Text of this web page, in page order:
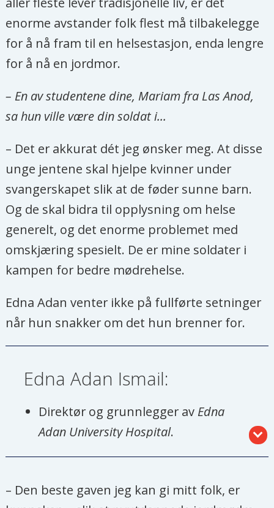
enorme avstander folk flest må tilbakelegge
for å nå fram til en helsestasjon, enda lengre
for å nå en jordmor.
– En av studentene dine, Mariam fra Las Anod,
sa hun ville være din soldat i...
– Det er akkurat dét jeg ønsker meg. At disse
unge jentene skal hjelpe kvinner under
svangerskapet slik at de føder sunne barn.
Og de skal bidra til opplysning om helse
generelt, og det enorme problemet med
omskjæring spesielt. De er mine soldater i
kampen for bedre mødrehelse.
Edna Adan venter ikke på fullførte setninger
når hun snakker om det hun brenner for.
Edna Adan Ismail:
Direktør og grunnlegger av Edna
Adan University Hospital.
Født og oppvokst i Somalia. Var den
stipend for å studere i Storbritannia.
– Den beste gaven jeg kan gi mitt folk, er